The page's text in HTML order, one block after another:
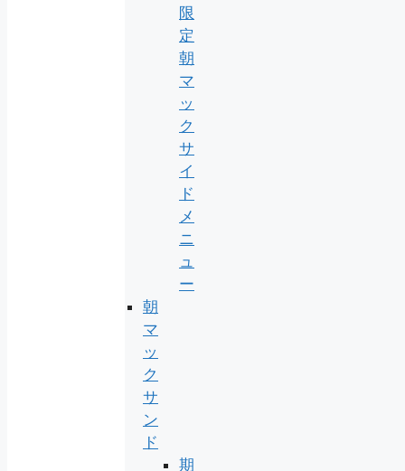
限
定
朝
マ
ッ
ク
サ
イ
ド
メ
ニ
ュ
ー
朝
マ
ッ
ク
サ
ン
ド
期